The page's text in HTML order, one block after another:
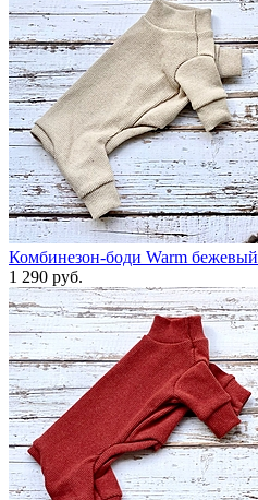
Комбинезон-боди Warm бежевый
1 290 руб.